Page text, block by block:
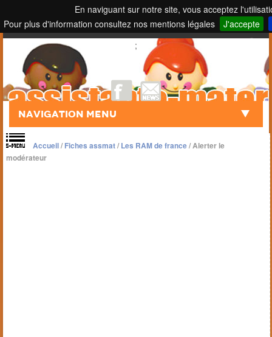
En naviguant sur notre site, vous acceptez
Pour plus d'information consultez nos mentions légales
J'accepte
Touch to Search
;
Navigation Menu
Accueil/Fiches assmat/Les RAM de france/Alerter le
modérateur